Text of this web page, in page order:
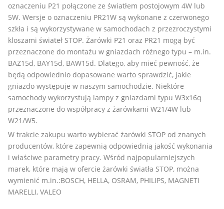
oznaczeniu P21 połączone ze światłem postojowym 4W lub
5W. Wersje o oznaczeniu PR21W są wykonane z czerwonego
szkła i są wykorzystywane w samochodach z przezroczystymi
kloszami świateł STOP. Żarówki P21 oraz PR21 mogą być
przeznaczone do montażu w gniazdach różnego typu – m.in.
BAZ15d, BAY15d, BAW15d. Dlatego, aby mieć pewność, że
będą odpowiednio dopasowane warto sprawdzić, jakie
gniazdo występuje w naszym samochodzie. Niektóre
samochody wykorzystują lampy z gniazdami typu W3x16q
przeznaczone do współpracy z żarówkami W21/4W lub
W21/W5.
W trakcie zakupu warto wybierać żarówki STOP od znanych
producentów, które zapewnią odpowiednią jakość wykonania
i właściwe parametry pracy. Wśród najpopularniejszych
marek, które mają w ofercie żarówki światła STOP, można
wymienić m.in.:BOSCH, HELLA, OSRAM, PHILIPS, MAGNETI
MARELLI, VALEO